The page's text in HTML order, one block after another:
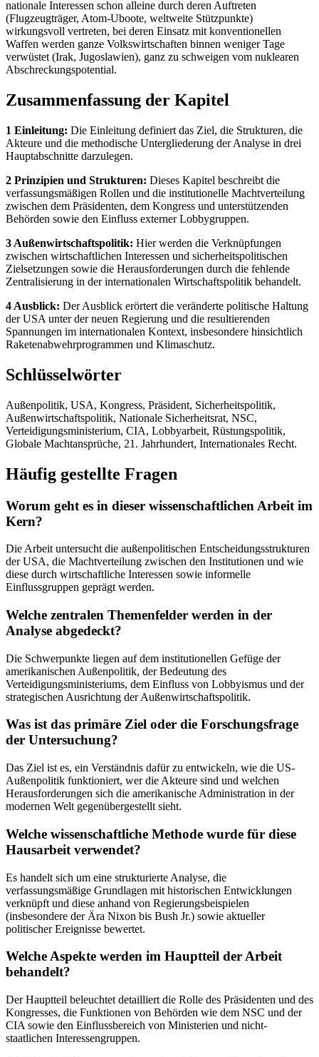
nationale Interessen schon alleine durch deren Auftreten
(Flugzeugträger, Atom-Uboote, weltweite Stützpunkte)
wirkungsvoll vertreten, bei deren Einsatz mit konventionellen
Waffen werden ganze Volkswirtschaften binnen weniger Tage
verwüstet (Irak, Jugoslawien), ganz zu schweigen vom nuklearen
Abschreckungspotential.
Zusammenfassung der Kapitel
1 Einleitung: Die Einleitung definiert das Ziel, die Strukturen, die
Akteure und die methodische Untergliederung der Analyse in drei
Hauptabschnitte darzulegen.
2 Prinzipien und Strukturen: Dieses Kapitel beschreibt die
verfassungsmäßigen Rollen und die institutionelle Machtverteilung
zwischen dem Präsidenten, dem Kongress und unterstützenden
Behörden sowie den Einfluss externer Lobbygruppen.
3 Außenwirtschaftspolitik: Hier werden die Verknüpfungen
zwischen wirtschaftlichen Interessen und sicherheitspolitischen
Zielsetzungen sowie die Herausforderungen durch die fehlende
Zentralisierung in der internationalen Wirtschaftspolitik behandelt.
4 Ausblick: Der Ausblick erörtert die veränderte politische Haltung
der USA unter der neuen Regierung und die resultierenden
Spannungen im internationalen Kontext, insbesondere hinsichtlich
Raketenabwehrprogrammen und Klimaschutz.
Schlüsselwörter
Außenpolitik, USA, Kongress, Präsident, Sicherheitspolitik,
Außenwirtschaftspolitik, Nationale Sicherheitsrat, NSC,
Verteidigungsministerium, CIA, Lobbyarbeit, Rüstungspolitik,
Globale Machtansprüche, 21. Jahrhundert, Internationales Recht.
Häufig gestellte Fragen
Worum geht es in dieser wissenschaftlichen Arbeit im
Kern?
Die Arbeit untersucht die außenpolitischen Entscheidungsstrukturen
der USA, die Machtverteilung zwischen den Institutionen und wie
diese durch wirtschaftliche Interessen sowie informelle
Einflussgruppen geprägt werden.
Welche zentralen Themenfelder werden in der
Analyse abgedeckt?
Die Schwerpunkte liegen auf dem institutionellen Gefüge der
amerikanischen Außenpolitik, der Bedeutung des
Verteidigungsministeriums, dem Einfluss von Lobbyismus und der
strategischen Ausrichtung der Außenwirtschaftspolitik.
Was ist das primäre Ziel oder die Forschungsfrage
der Untersuchung?
Das Ziel ist es, ein Verständnis dafür zu entwickeln, wie die US-
Außenpolitik funktioniert, wer die Akteure sind und welchen
Herausforderungen sich die amerikanische Administration in der
modernen Welt gegenübergestellt sieht.
Welche wissenschaftliche Methode wurde für diese
Hausarbeit verwendet?
Es handelt sich um eine strukturierte Analyse, die
verfassungsmäßige Grundlagen mit historischen Entwicklungen
verknüpft und diese anhand von Regierungsbeispielen
(insbesondere der Ära Nixon bis Bush Jr.) sowie aktueller
politischer Ereignisse bewertet.
Welche Aspekte werden im Hauptteil der Arbeit
behandelt?
Der Hauptteil beleuchtet detailliert die Rolle des Präsidenten und des
Kongresses, die Funktionen von Behörden wie dem NSC und der
CIA sowie den Einflussbereich von Ministerien und nicht-
staatlichen Interessengruppen.